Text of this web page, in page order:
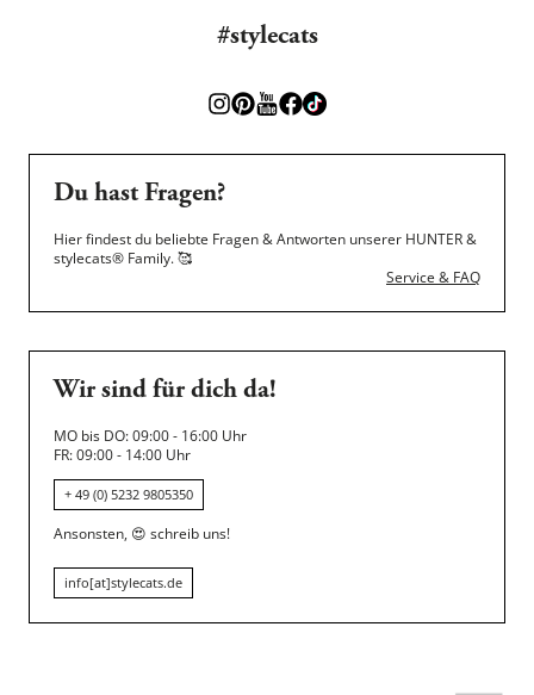
#stylecats
Du hast Fragen?
Hier findest du beliebte Fragen & Antworten unserer HUNTER &
stylecats® Family.🥰
Service & FAQ
Wir sind für dich da!
MO bis DO: 09:00 - 16:00 Uhr
FR: 09:00 - 14:00 Uhr
+ 49 (0) 5232 9805350
Ansonsten, 😍 schreib uns!
info[at]stylecats.de